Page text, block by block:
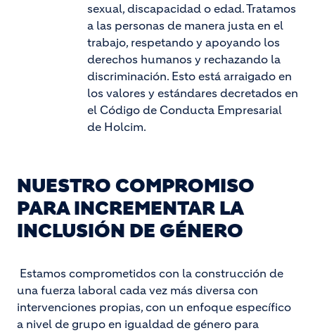
sexual, discapacidad o edad. Tratamos
a las personas de manera justa en el
trabajo, respetando y apoyando los
derechos humanos y rechazando la
discriminación. Esto está arraigado en
los valores y estándares decretados en
el Código de Conducta Empresarial
de Holcim.
NUESTRO COMPROMISO
PARA INCREMENTAR LA
INCLUSIÓN DE GÉNERO
Estamos comprometidos con la construcción de
una fuerza laboral cada vez más diversa con
intervenciones propias, con un enfoque específico
a nivel de grupo en igualdad de género para